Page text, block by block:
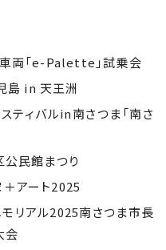
両「e-Palette」試乗会
島 in 天王洲
ィバルin南さつま「南さ
民館まつり
アート2025
リアル2025南さつま市長
会